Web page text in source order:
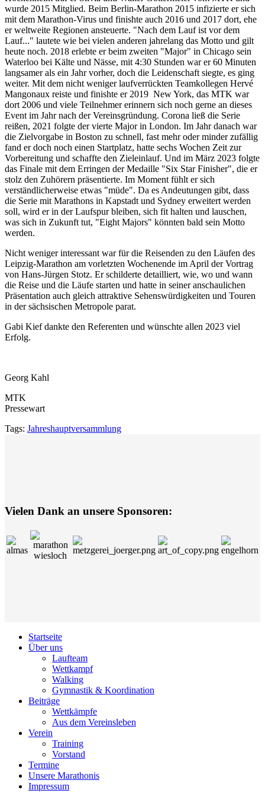
wurde 2015 Mitglied. Beim Berlin-Marathon 2015 infizierte er sich
mit dem Marathon-Virus und finishte auch 2016 und 2017 dort, ehe
er weltweite Regionen ansteuerte. "Nach dem Lauf ist vor dem
Lauf..." lautete wie bei vielen anderen jahrelang das Motto und gilt
heute noch. 2018 erlebte er beim zweiten "Major" in Chicago sein
Waterloo bei Kälte und Nässe, mit 4:30 Stunden war er 60 Minuten
langsamer als ein Jahr vorher, doch die Leidenschaft siegte, es ging
weiter. Mit dem nicht weniger laufverrückten Teamkollegen Hervé
Mangonaux reiste und finishte er 2019 New York, das MTK war
dort 2006 und viele Teilnehmer erinnern sich noch gerne an dieses
Event im Jahr nach der Vereinsgründung. Corona ließ die Serie
reißen, 2021 folgte der vierte Major in London. Im Jahr danach war
die Zielvorgabe in Boston zu schnell, fast mehr oder minder zufällig
fand er doch noch einen Startplatz, hatte sechs Wochen Zeit zur
Vorbereitung und schaffte den Zieleinlauf. Und im März 2023 folgte
das Finale mit dem Erringen der Medaille "Six Star Finisher", die er
stolz den Zuhörern präsentierte. Im Moment fühlt er sich
verständlicherweise etwas "müde". Da es Andeutungen gibt, dass
die Serie mit Marathons in Kapstadt und Sydney erweitert werden
soll, wird er in der Laufspur bleiben, sich fit halten und lauschen,
was sich in Zukunft tut, "Eight Majors" könnten bald sein Motto
werden.
Nicht weniger interessant war für die Reisenden zu den Läufen des
Leipzig-Marathon am vorletzten Wochenende im April der Vortrag
von Hans-Jürgen Stotz. Er schilderte detailliert, wie, wo und wann
die Reise und die Läufe starten und hatte in seiner anschaulichen
Präsentation auch gleich attraktive Sehenswürdigkeiten und Touren
in der sächsischen Metropole parat.
Gabi Kief dankte den Referenten und wünschte allen 2023 viel
Erfolg.
Georg Kahl
MTK
Pressewart
Tags: Jahreshauptversammlung
Vielen Dank an unsere Sponsoren:
Startseite
Über uns
Laufteam
Wettkampf
Walking
Gymnastik & Koordination
Beiträge
Wettkämpfe
Aus dem Vereinsleben
Verein
Training
Vorstand
Termine
Unsere Marathonis
Impressum